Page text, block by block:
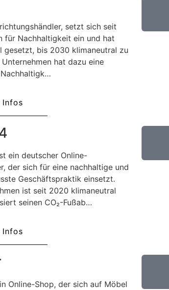
setzt sich seit
für Nachhaltigkeit ein und hat
gesetzt, bis 2030 klimaneutral zu
hat dazu eine
Infos
ein deutscher Online-
der sich für eine nachhaltige und
Geschäftspraktik einsetzt.
ist seit 2020 klimaneutral
seinen CO₂-Fußab…
Infos
Online-Shop, der sich auf Möbel